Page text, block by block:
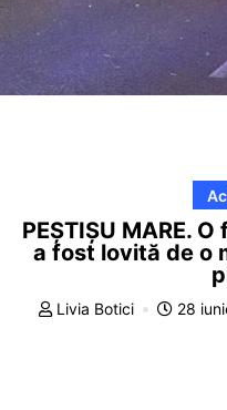
PEȘTIȘU MARE.
a fost lovită de o
Livia Botici 28